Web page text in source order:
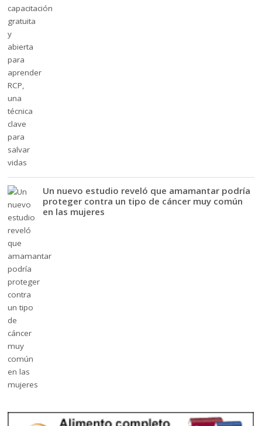
Un nuevo estudio reveló que amamantar podría
proteger contra un tipo de cáncer muy común
en las mujeres